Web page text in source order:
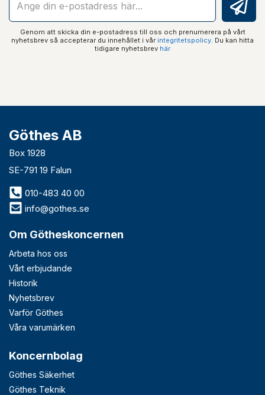
Genom att skicka din e-postadress till oss och prenumerera på vårt
nyhetsbrev så accepterar du innehållet i vår integritetspolicy . Du kan hitta
tidigare nyhetsbrev här
Göthes AB
Box 1928
SE-791 19 Falun
010-483 40 00
info@gothes.se
Om Götheskoncernen
Arbeta hos oss
Vårt erbjudande
Historik
Nyhetsbrev
Varför Göthes
Våra varumärken
Koncernbolag
Göthes Säkerhet
Göthes Teknik